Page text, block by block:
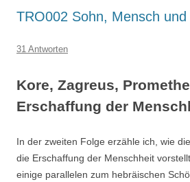
TRO002 Sohn, Mensch und
31 Antworten
Kore, Zagreus,
Erschaffung der
In der zweiten Folge erzähle ich, wie
die Erschaffung der Menschheit
einige parallelen zum hebräischen